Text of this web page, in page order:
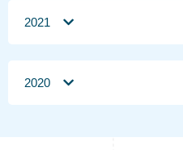
2021
2020